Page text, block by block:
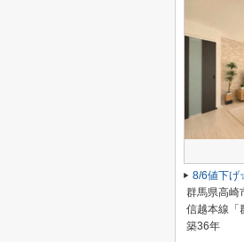
群馬県高崎
信越本線「
築36年